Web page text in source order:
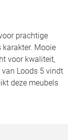
prachtige
karakter. Mooie
voor kwaliteit,
Loods 5 vindt
deze meubels